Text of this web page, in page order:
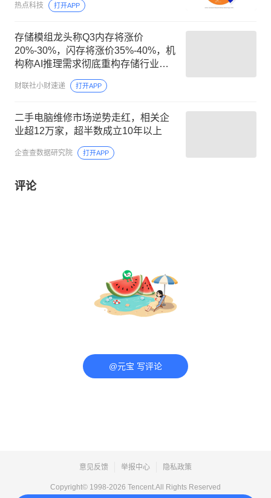
热点科技 打开APP
存储模组龙头称Q3内存将涨价
20%-30%，闪存将涨价35%-40%，机
构称AI推理需求彻底重构存储行业供
财联社小财速递 打开APP
二手电脑维修市场逆势走红，相关企
业超12万家，超半数成立10年以上
企查查数据研究院 打开APP
评论
@元宝 写评论
意见反馈 举报中心 隐私政策
Copyright© 1998-2026 Tencent.All Rights Reserved